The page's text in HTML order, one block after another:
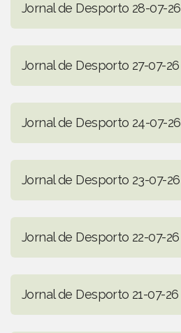
Jornal de Desporto 28-07-26
Jornal de Desporto 27-07-26
Jornal de Desporto 24-07-26
Jornal de Desporto 23-07-26
Jornal de Desporto 22-07-26
Jornal de Desporto 21-07-26